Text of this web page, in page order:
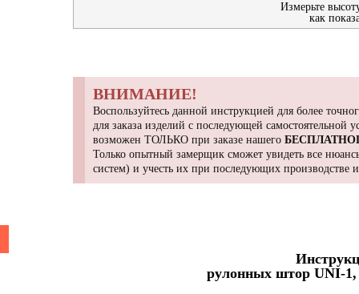
Измерьте
как
ВНИМАНИЕ!
Воспользуйтесь данной инструкцией для более
для заказа изделий с последующей
возможен ТОЛЬКО при заказе нашего
Только опытный замерщик сможет увидеть все
систем) и учесть их при последующих производстве
рулонных штор UNI-